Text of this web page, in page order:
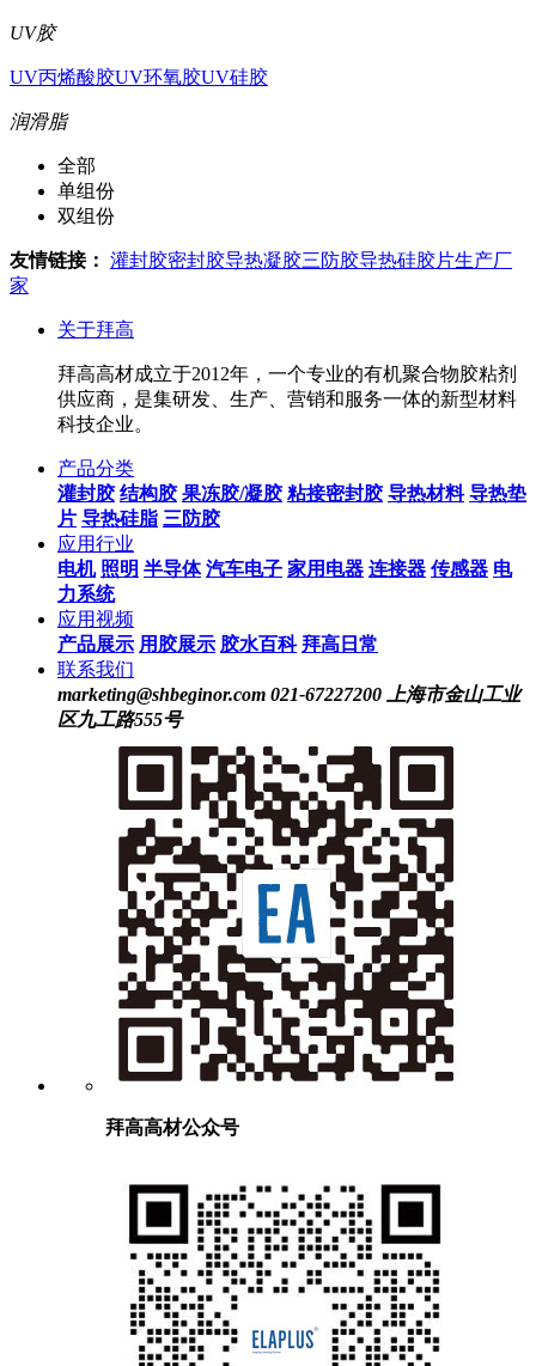
UV胶
UV丙烯酸胶UV环氧胶UV硅胶
润滑脂
全部
单组份
双组份
友情链接： 灌封胶密封胶导热凝胶三防胶导热硅胶片生产厂
家
关于拜高
拜高高材成立于2012年，一个专业的有机聚合物胶粘剂
供应商，是集研发、生产、营销和服务一体的新型材料
科技企业。
产品分类
灌封胶 结构胶 果冻胶/凝胶 粘接密封胶 导热材料 导热垫
片 导热硅脂 三防胶
应用行业
电机 照明 半导体 汽车电子 家用电器 连接器 传感器 电
力系统
应用视频
产品展示 用胶展示 胶水百科 拜高日常
联系我们
marketing@shbeginor.com 021-67227200
上海市金山工业
区九工路555号
拜高高材公众号